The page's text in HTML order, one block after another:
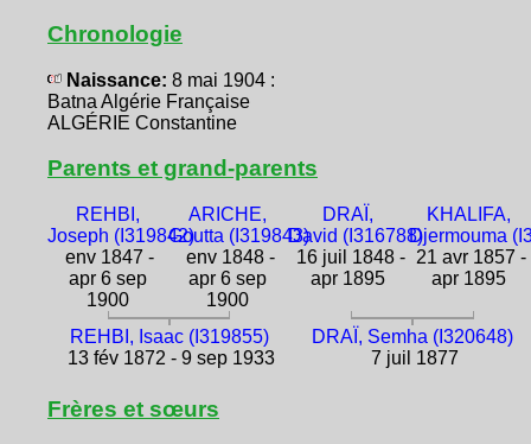
Chronologie
Naissance: 8 mai 1904 :
Batna Algérie Française
ALGÉRIE Constantine
Parents et grand-parents
REHBI,
Joseph (I319842)
env 1847 -
apr 6 sep
1900
ARICHE,
Goutta (I319843)
env 1848 -
apr 6 sep
1900
DRAÏ,
David (I316788)
16 juil 1848 -
apr 1895
KHALIFA,
Djermouma
21 avr 1857 -
apr 1895
REHBI, Isaac (I319855)
13 fév 1872 - 9 sep 1933
DRAÏ, Semha (I320648)
7 juil 1877
Frères et sœurs